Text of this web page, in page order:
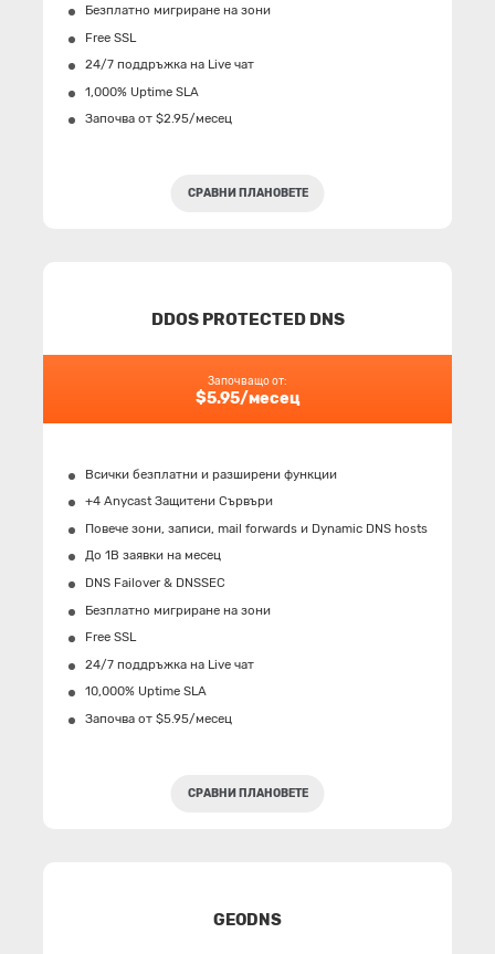
Безплатно мигриране на зони
Free SSL
24/7 поддръжка на Live чат
1,000% Uptime SLA
Започва от $2.95/месец
СРАВНИ ПЛАНОВЕТЕ
DDOS PROTECTED DNS
Започващо от:
$5.95/месец
Всички безплатни и разширени функции
+4 Anycast Защитени Сървъри
Повече зони, записи, mail forwards и Dynamic DNS hosts
До 1B заявки на месец
DNS Failover & DNSSEC
Безплатно мигриране на зони
Free SSL
24/7 поддръжка на Live чат
10,000% Uptime SLA
Започва от $5.95/месец
СРАВНИ ПЛАНОВЕТЕ
GEODNS